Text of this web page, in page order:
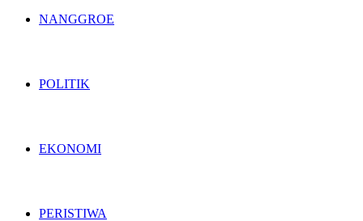
NANGGROE
POLITIK
EKONOMI
PERISTIWA